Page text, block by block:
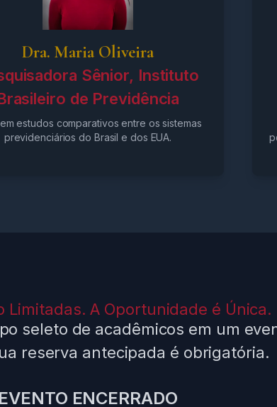
Dra. Maria Oliveira
Sênior, Instituto
de Previdência
estudos comparativos entre os sistemas
previdenciários do Brasil e dos EUA.
Limitadas. A Oportunidade é Única.
seleto de acadêmicos em um
reserva antecipada é obrigatória.
EVENTO ENCERRADO